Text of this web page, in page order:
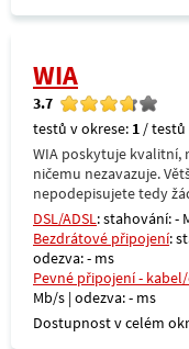
WIA
3.7
testů v okrese: 1 / testů
WIA poskytuje kvalitní,
ničemu nezavazuje.
nepodepisujete tedy
DSL/ADSL: stahování: -
Bezdrátové připojení:
odezva: - ms
Pevné připojení -
Mb/s | odezva: - ms
Dostupnost v celém